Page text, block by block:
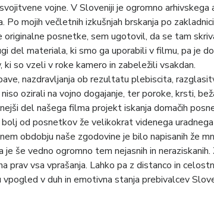
vojne. V Sloveniji je ogromno arhivskega
mojih večletnih izkušnjah brskanja po
originalne posnetke, sem ugotovil, da se tam
del materiala, ki smo ga uporabili v filmu, pa je
so vzeli v roke kamero in zabeležili vsakdan.
nazdravljanja ob rezultatu plebiscita,
ozirali na vojno dogajanje, ter poroke, krsti,
del našega filma projekt iskanja domačih
od posnetkov že velikokrat videnega
obdobju naše zgodovine je bilo napisanih že
še vedno ogromno tem nejasnih in
prav vsa vprašanja. Lahko pa z distanco in
v duh in emotivna stanja prebivalcev